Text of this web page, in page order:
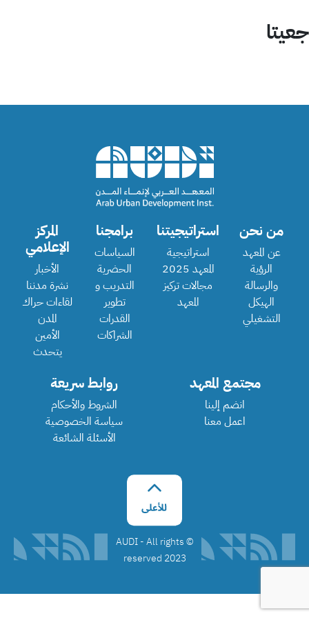
جعيتا
من نحن
عن المعهد
الرؤية
والرسالة
الهيكل
التشغيلي
استراتيجيتنا
استراتيجية
المعهد 2025
مجالات تركيز
المعهد
برامجنا
السياسات
الحضرية
التدريب و
تطوير
القدرات
الشراكات
المركز
الإعلامي
الأخبار
نشرة مدننا
لقاءات حراك
المدن
الأمين
يتحدث
مجتمع المعهد
انضم إلينا
اعمل معنا
روابط سريعة
الشروط والأحكام
سياسة الخصوصية
الأسئلة الشائعة
©️ AUDI - All rights
reserved 2023